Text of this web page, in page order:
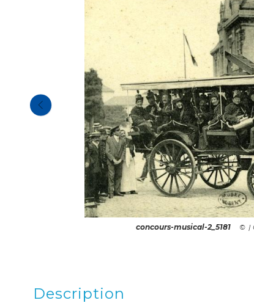
concours-musical-2_5181 |
Description